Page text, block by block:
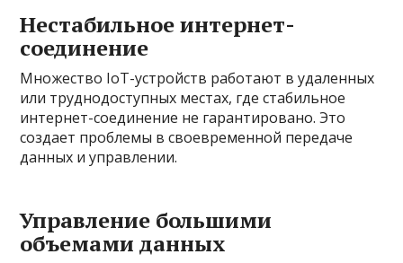
Нестабильное интернет-
соединение
Множество IoT-устройств работают в удаленных
или труднодоступных местах, где стабильное
интернет-соединение не гарантировано. Это
создает проблемы в своевременной передаче
данных и управлении.
Управление большими
объемами данных